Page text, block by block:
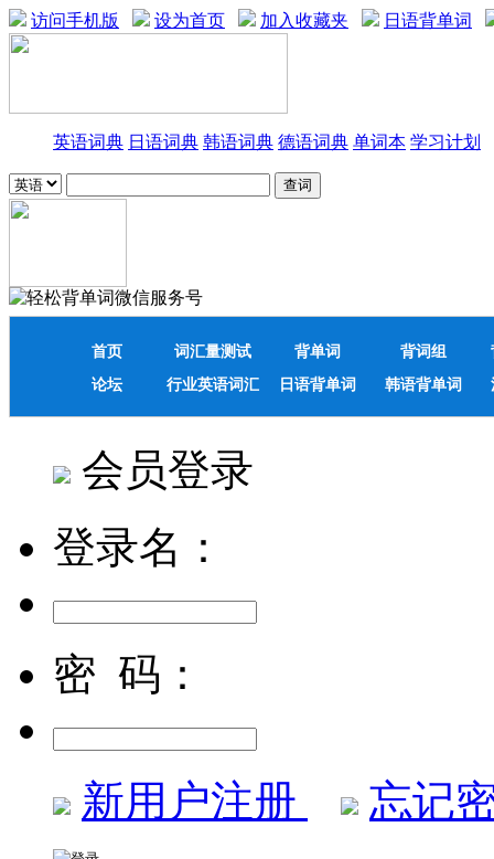
访问手机版 设为首页 加入收藏夹 日语背单词
英语词典 日语词典 韩语词典 德语词典 单词本 学习计划
首页 词汇量测试 背单词 背词组
论坛
行业英语词汇 日语背单词 韩语背单词
会员登录
登录名：
密 码：
新用户注册 忘记